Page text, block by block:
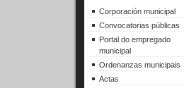
Corporación municipal
Convocatorias públicas
Portal do empregado
municipal
Ordenanzas municipais
Actas